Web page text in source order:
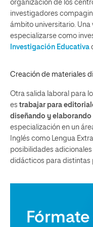
organización de los
investigadores
ámbito universitario. Una
especializarse como
Investigación Educativa
Creación de materiales
Otra salida laboral para
es trabajar para
diseñando y
especialización en un
Inglés como Lengua
posibilidades
didácticos para distintas
Fórmate